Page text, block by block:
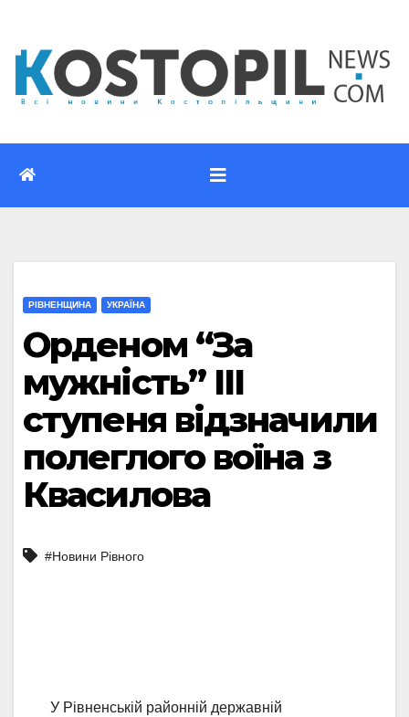
вмісту
РІВНЕНЩИНА УКРАЇНА
Орденом “За
мужність” III
ступеня відзначили
полеглого воїна з
Квасилова
#Новини Рівного
У Рівненській районній державній